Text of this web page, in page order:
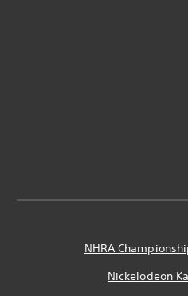
NHRA
Nickelodeon